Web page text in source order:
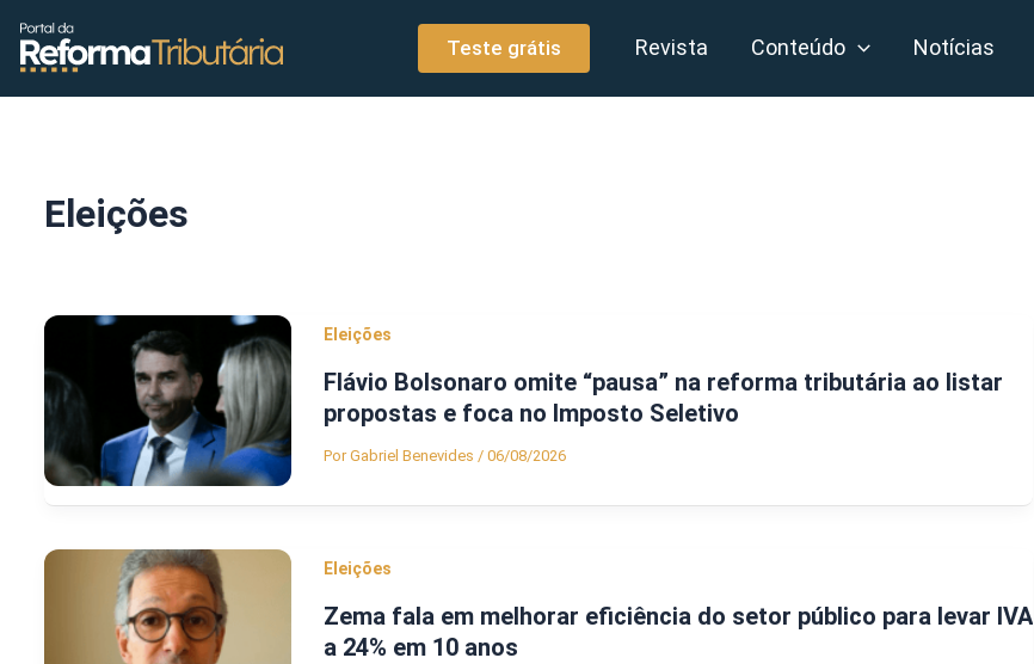
conteúdo
Teste grátis Revista Conteúdo Notícias
Eleições
Eleições
Flávio Bolsonaro omite “pausa” na reforma tributária ao listar
propostas e foca no Imposto Seletivo
PorGabriel Benevides / 06/08/2026
Eleições
Zema fala em melhorar eficiência do setor público para levar IVA
a 24% em 10 anos